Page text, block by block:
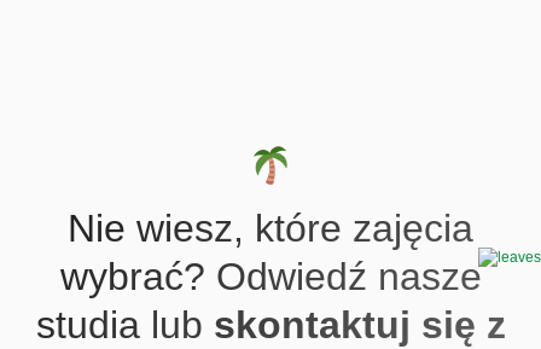
Nie wiesz, które zajęcia
wybrać? Odwiedź nasze
studia lub skontaktuj się z